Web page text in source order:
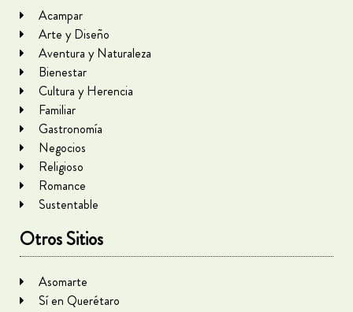
Acampar
Arte y Diseño
Aventura y Naturaleza
Bienestar
Cultura y Herencia
Familiar
Gastronomía
Negocios
Religioso
Romance
Sustentable
Otros Sitios
Asomarte
Sí en Querétaro